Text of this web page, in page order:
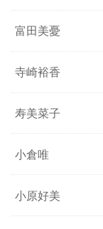
富田美憂
寺崎裕香
寿美菜子
小倉唯
小原好美